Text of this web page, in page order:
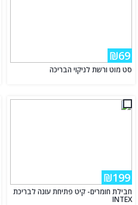
₪69
סט מוט ורשת לניקוי הבריכה
₪199
חבילת חומרים- קיט פתיחת עונה לבריכת
INTEX